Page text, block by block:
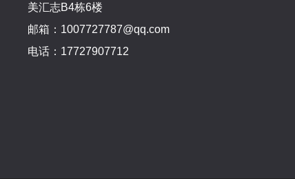
美汇志B4栋6楼
邮箱：1007727787@qq.com
电话：17727907712